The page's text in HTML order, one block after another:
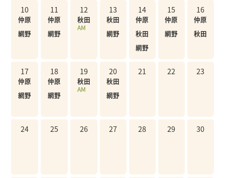
10
仲原
網野
11
仲原
網野
12
秋田
AM
13
秋田
網野
14
仲原
秋田
網野
15
仲原
網野
16
仲原
秋田
17
仲原
網野
18
仲原
網野
19
秋田
AM
20
秋田
網野
21 22 23
24 25 26 27 28 29 30